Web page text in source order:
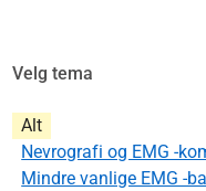
Velg tema
Alt
Nevrografi og EMG -
Mindre vanlige EMG -